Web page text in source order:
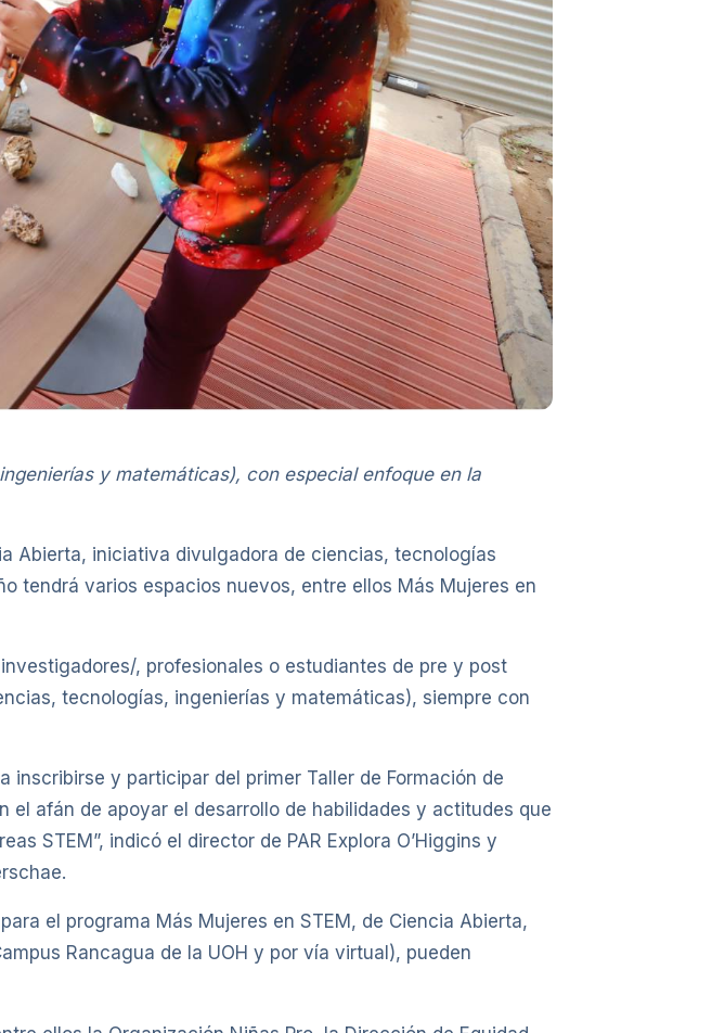
y matemáticas), con especial enfoque en la
Abierta, iniciativa divulgadora de ciencias, tecnologías
tendrá varios espacios nuevos, entre ellos Más Mujeres en
, profesionales o estudiantes de pre y post
tecnologías, ingenierías y matemáticas), siempre con
y participar del primer Taller de Formación de
afán de apoyar el desarrollo de habilidades y actitudes que
STEM”, indicó el director de PAR Explora O’Higgins y
el programa Más Mujeres en STEM, de Ciencia Abierta,
Rancagua de la UOH y por vía virtual), pueden